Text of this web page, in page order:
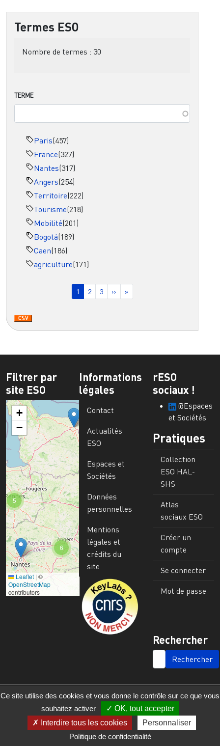
Termes ESO
Nombre de termes : 30
TERME
Paris(457)
France(327)
Nantes(317)
Angers(254)
Territoire(222)
Tourisme(218)
Mobilité(201)
Bogotá(189)
Caen(186)
agriculture(171)
Page courante
1 Page
2 Page
3 Page suivante
›› Dernière page
»
Filtrer par
site ESO
6
5
+
−
Leaflet | ©
OpenStreetMap
contributors
Informations
légales
Contact
Actualités
ESO
Espaces et
Sociétés
Données
personnelles
Mentions
légales et
crédits du
site
Image
rESO
sociaux !
@Espaces
et Sociétés
Pratiques
Collection
ESO HAL-
SHS
Atlas
sociaux ESO
Créer un
compte
Se connecter
Mot de passe
Rechercher
SEARCH
© 2023 - 2025 - UMR 6590 - Espaces et Sociétés
Ce site utilise des cookies et vous donne le contrôle sur ce que vous
souhaitez activer
OK, tout accepter
Interdire tous les cookies
Personnaliser
Politique de confidentialité